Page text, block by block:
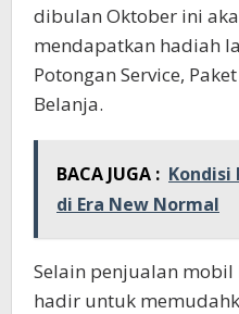
dibulan Oktober ini
mendapatkan hadiah
Potongan Service,
Belanja.
BACA JUGA : Kondisi
di Era New Normal
Selain penjualan
hadir untuk